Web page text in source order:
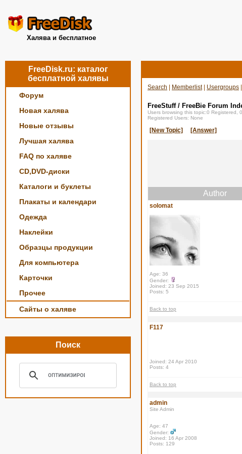
Халява и бесплатное
FreeDisk.ru: каталог
бесплатной халявы
Форум
Новая халява
Новые отзывы
Лучшая халява
FAQ по халяве
CD,DVD-диски
Каталоги и буклеты
Плакаты и календари
Одежда
Наклейки
Образцы продукции
Для компьютера
Карточки
Прочее
Сайты о халяве
Поиск
Search Memberlist| Usergroups
FreeStuff / FreeBie Forum
Users browsing this topic:0 Registered,
Registered Users: None
[New Topic] [Answer]
Author
solomat
Age: 36
Gender:
Joined: 23 Sep 2015
Posts: 5
Back to top
F117
Joined: 24 Apr 2010
Posts: 4
Back to top
admin
Site Admin
Age: 47
Gender:
Joined: 16 Apr 2008
Posts: 129